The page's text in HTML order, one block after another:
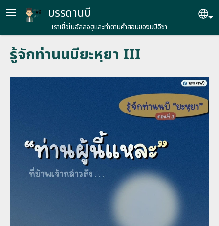
Skip to main content
บรรดานบี
เราเชื่อในอัลลอฮฺและทำตามคำสอนของนบีอีซา
รู้จักท่านนบียะหฺยา III